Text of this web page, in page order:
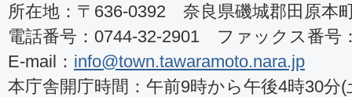
所在地：〒636-0392 奈良県磯城郡田原本
電話番号：0744-32-2901 ファックス番号
E-mail： info@town.tawaramoto.nara.jp
本庁舎開庁時間：午前9時から午後4時30分